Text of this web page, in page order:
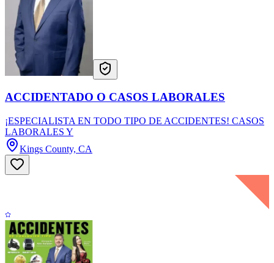
ACCIDENTADO O CASOS LABORALES
¡ESPECIALISTA EN TODO TIPO DE ACCIDENTES! CASOS
LABORALES Y
Kings County, CA